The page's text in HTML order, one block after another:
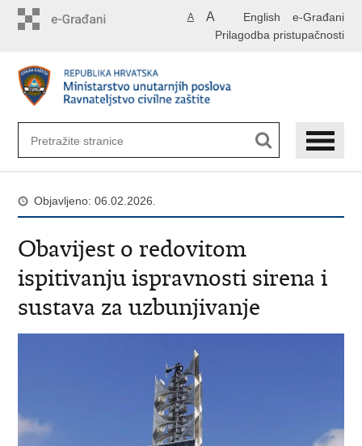
English e-Građani
A A
Prilagodba pristupačnosti
Objavljeno: 06.02.2026.
Obavijest o redovitom
ispitivanju ispravnosti sirena i
sustava za uzbunjivanje